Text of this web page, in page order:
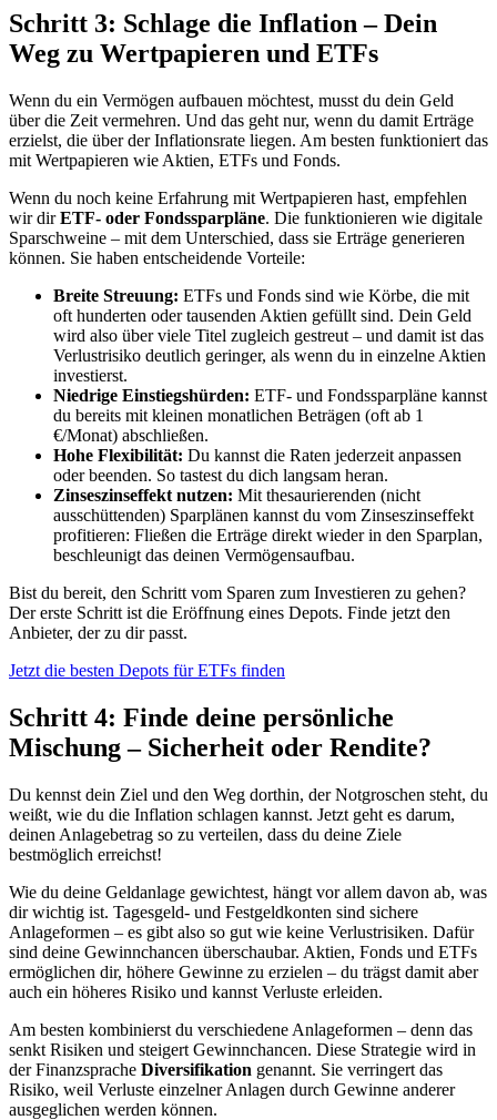
Schritt 3: Schlage die Inflation – Dein
Weg zu Wertpapieren und ETFs
Wenn du ein Vermögen aufbauen möchtest, musst du dein Geld
über die Zeit vermehren. Und das geht nur, wenn du damit Erträge
erzielst, die über der Inflationsrate liegen. Am besten funktioniert das
mit Wertpapieren wie Aktien, ETFs und Fonds.
Wenn du noch keine Erfahrung mit Wertpapieren hast, empfehlen
wir dirETF- oder Fondssparpläne. Die funktionieren wie digitale
Sparschweine – mit dem Unterschied, dass sie Erträge generieren
können. Sie haben entscheidende Vorteile:
Breite Streuung: ETFs und Fonds sind wie Körbe, die mit
oft hunderten oder tausenden Aktien gefüllt sind. Dein Geld
wird also über viele Titel zugleich gestreut – und damit ist das
Verlustrisiko deutlich geringer, als wenn du in einzelne Aktien
investierst.
Niedrige Einstiegshürden: ETF- und Fondssparpläne kannst
du bereits mit kleinen monatlichen Beträgen (oft ab 1
€/Monat) abschließen.
Hohe Flexibilität: Du kannst die Raten jederzeit anpassen
oder beenden. So tastest du dich langsam heran.
Zinseszinseffekt nutzen: Mit thesaurierenden (nicht
ausschüttenden) Sparplänen kannst du vom Zinseszinseffekt
profitieren: Fließen die Erträge direkt wieder in den Sparplan,
beschleunigt das deinen Vermögensaufbau.
Bist du bereit, den Schritt vom Sparen zum Investieren zu gehen?
Der erste Schritt ist die Eröffnung eines Depots. Finde jetzt den
Anbieter, der zu dir passt.
Jetzt die besten Depots für ETFs finden
Schritt 4: Finde deine persönliche
Mischung – Sicherheit oder Rendite?
Du kennst dein Ziel und den Weg dorthin, der Notgroschen steht, du
weißt, wie du die Inflation schlagen kannst. Jetzt geht es darum,
deinen Anlagebetrag so zu verteilen, dass du deine Ziele
bestmöglich erreichst!
Wie du deine Geldanlage gewichtest, hängt vor allem davon ab, was
dir wichtig ist. Tagesgeld- und Festgeldkonten sind sichere
Anlageformen – es gibt also so gut wie keine Verlustrisiken. Dafür
sind deine Gewinnchancen überschaubar. Aktien, Fonds und ETFs
ermöglichen dir, höhere Gewinne zu erzielen – du trägst damit aber
auch ein höheres Risiko und kannst Verluste erleiden.
Am besten kombinierst du verschiedene Anlageformen – denn das
senkt Risiken und steigert Gewinnchancen. Diese Strategie wird in
der Finanzsprache Diversifikation genannt. Sie verringert das
Risiko, weil Verluste einzelner Anlagen durch Gewinne anderer
ausgeglichen werden können.